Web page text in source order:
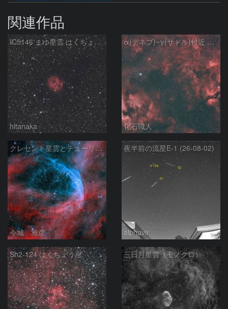
関連作品
IC5146 まゆ星雲 はくちょう座
hltanaka
α(デネブ)~γ(サドル)付近 NGC7000 北アメリカ星雲 IC5067~5070 ペリカン星雲 Sh2-112 はくちょう座
化石職人
クレセント星雲とチューリップ星雲の真ん中あたりにある星雲 NGC6883 ???
今城 雅彦
夜半前の流星E-1 (26-08-02)
alphavir
Sh2-124 はくちょう座 三日月星雲（モノクロ）